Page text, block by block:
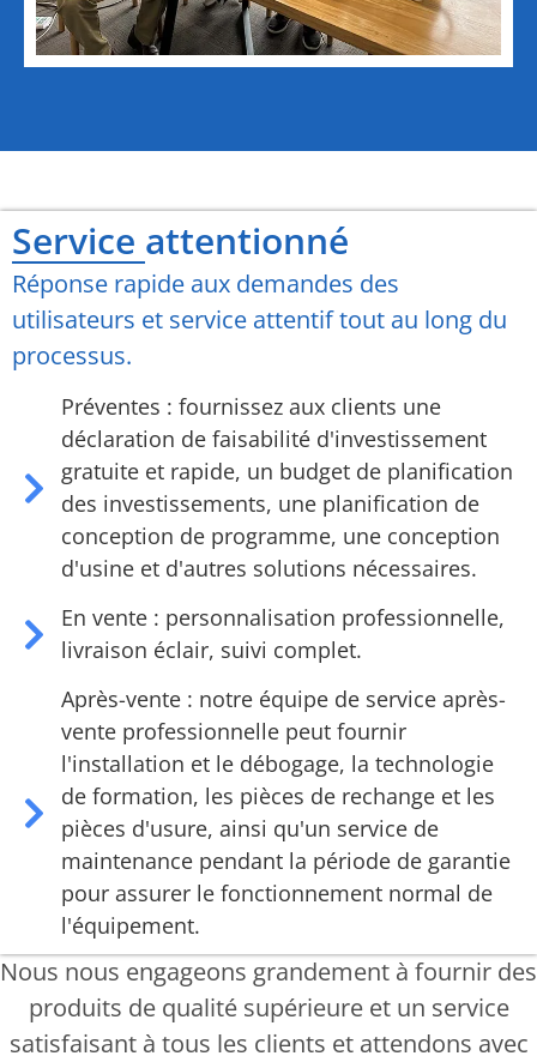
Service attentionné
Réponse rapide aux demandes des
utilisateurs et service attentif tout au long du
processus.
Préventes : fournissez aux clients une
déclaration de faisabilité d'investissement
gratuite et rapide, un budget de planification
des investissements, une planification de
conception de programme, une conception
d'usine et d'autres solutions nécessaires.
En vente : personnalisation professionnelle,
livraison éclair, suivi complet.
Après-vente : notre équipe de service après-
vente professionnelle peut fournir
l'installation et le débogage, la technologie
de formation, les pièces de rechange et les
pièces d'usure, ainsi qu'un service de
maintenance pendant la période de garantie
pour assurer le fonctionnement normal de
l'équipement.
Nous nous engageons grandement à fournir des
produits de qualité supérieure et un service
satisfaisant à tous les clients et attendons avec